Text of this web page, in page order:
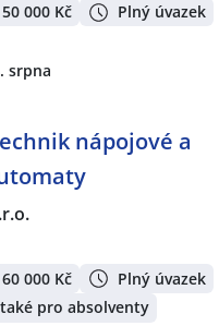
000 Kč Plný úvazek
srpna
nápojové a
000 Kč
Plný úvazek
pro absolventy